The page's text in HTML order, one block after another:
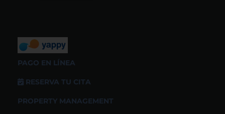
PAGO EN LÍNEA
RESERVA TU CITA
PROPERTY MANAGEMENT